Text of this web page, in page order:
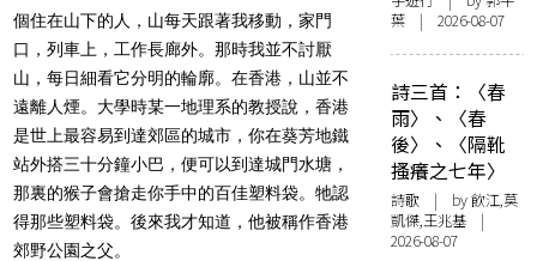
個住在山下的人，山每天跟著我移動，家門
口，列車上，工作長廊外。那時我並不討厭
山，每日細看它分明的輪廓。在香港，山並不
遠離人煙。大學時某一地理系的教授說，香港
是世上最容易到達郊區的城市，你在葵芳地鐵
站外搭三十分鐘小巴，便可以到達城門水塘，
那裏的猴子會搶走你手中的百佳塑料袋。牠認
得那些塑料袋。後來我才知道，他被稱作香港
郊野公園之父。
葉 | 2026-08-07
詩三首：〈春
雨〉、〈春
後〉、〈隔靴
搔癢之七年〉
詩歌 | by 飲江,莫
凱傑,王兆基 |
2026-08-07